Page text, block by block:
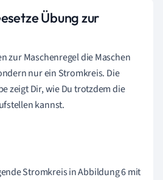
Übung zur
zur Maschenregel die Maschen
nur ein Stromkreis. Die
zeigt Dir, wie Du trotzdem die
kannst.
Stromkreis in Abbildung 6 mit